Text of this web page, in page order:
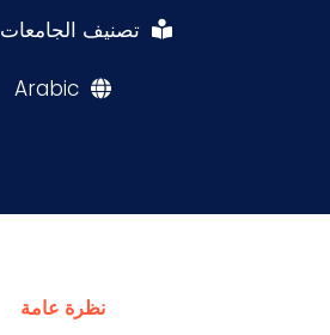
تصنيف الجامعات
Arabic
نظرة عامة